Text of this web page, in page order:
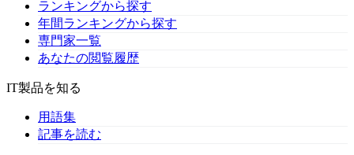
ランキングから探す
年間ランキングから探す
専門家一覧
あなたの閲覧履歴
IT製品を知る
用語集
記事を読む